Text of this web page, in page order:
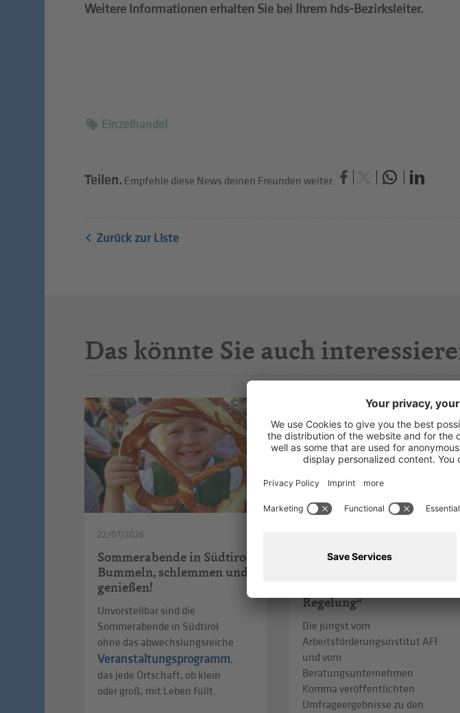
Weitere Informationen erhalten Sie bei Ihrem hds-Bezirksleiter.
Einzelhandel
Teilen. Empfehle diese News deinen Freunden weiter.
Zurück zur Liste
Das könnte Sie auch
22/07/2026
Sommerabende in Südtirol:
Bummeln, schlemmen und
genießen!
Unvorstellbar sind die
Sommerabende in Südtirol
ohne das abwechslungsreiche
Veranstaltungsprogramm,
das jede Ortschaft, ob klein
oder groß, mit Leben füllt.
Öffnungszeiten im Handel:
Regelung“
Die jüngst vom
Arbeitsförderungsinstitut AFI
und vom
Beratungsunternehmen
Komma veröffentlichten
Umfrageergebnisse zu den